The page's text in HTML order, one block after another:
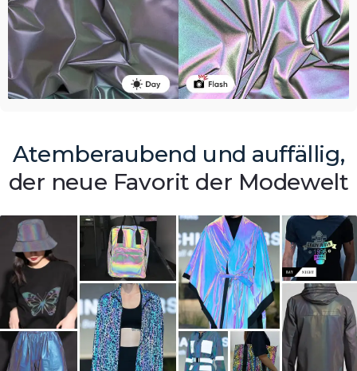
Atemberaubend und auffällig,
der neue Favorit der Modewelt